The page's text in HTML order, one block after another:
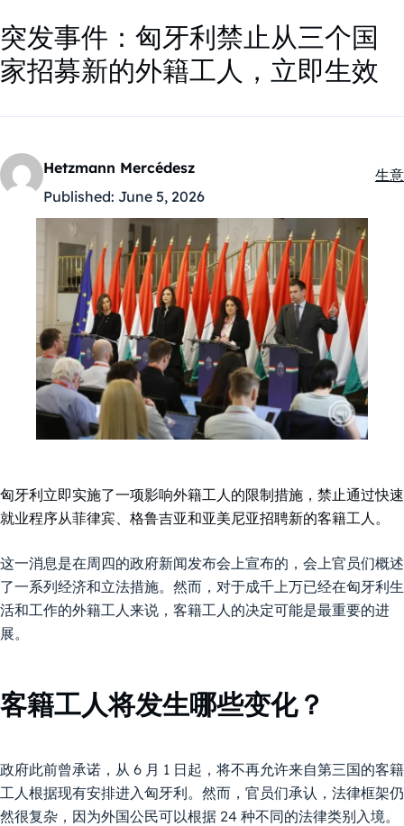
突发事件：匈牙利禁止从三个国
家招募新的外籍工人，立即生效
Hetzmann Mercédesz
Published: June 5, 2026
生意
匈牙利立即实施了一项影响外籍工人的限制措施，禁止通过快速
就业程序从菲律宾、格鲁吉亚和亚美尼亚招聘新的客籍工人。
这一消息是在周四的政府新闻发布会上宣布的，会上官员们概述
了一系列经济和立法措施。然而，对于成千上万已经在匈牙利生
活和工作的外籍工人来说，客籍工人的决定可能是最重要的进
展。
客籍工人将发生哪些变化？
政府此前曾承诺，从 6 月 1 日起，将不再允许来自第三国的客籍
工人根据现有安排进入匈牙利。然而，官员们承认，法律框架仍
然很复杂，因为外国公民可以根据 24 种不同的法律类别入境。